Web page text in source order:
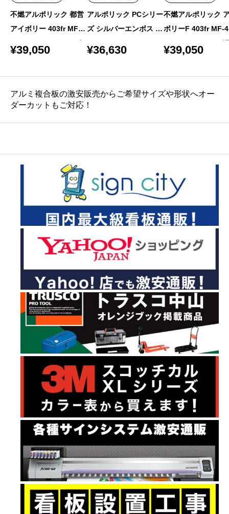
不燃アルポリック 都営
アイボリー 403fr MF-7
F 4mm 1000×2050 バ
¥39,050
アルポリック PCシリー
ズ シルバーエンボス 31
¥36,630
不燃アルポリック
ボリーF 403fr MF-
mm 1000×2050 バ
¥39,050
アルミ複合板の激安販売からご希望サイズや形状へオー
ダーカットもご対応！